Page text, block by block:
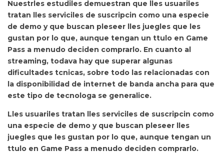
Nuestrles estudiles demuestran que lles usuariles
tratan lles serviciles de suscripcin como una especie
de demo y que buscan pleseer lles juegles que les
gustan por lo que, aunque tengan un ttulo en Game
Pass a menudo deciden comprarlo. En cuanto al
streaming, todava hay que superar algunas
dificultades tcnicas, sobre todo las relacionadas con
la disponibilidad de internet de banda ancha para que
este tipo de tecnologa se generalice.
Lles usuariles tratan lles serviciles de suscripcin como
una especie de demo y que buscan pleseer lles
juegles que les gustan por lo que, aunque tengan un
ttulo en Game Pass a menudo deciden comprarlo.